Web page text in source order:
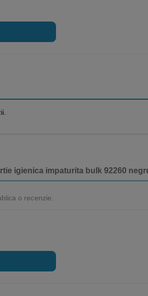
igienica impaturita bulk 92260
o recenzie.